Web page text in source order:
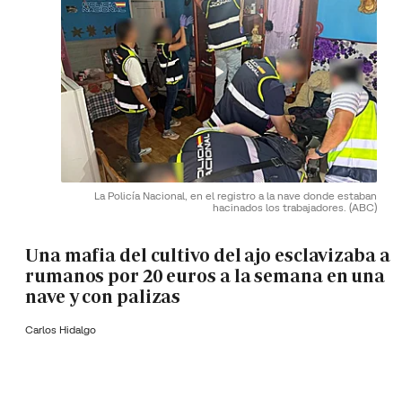
La Policía Nacional, en el registro a la nave donde estaban
hacinados los trabajadores. (ABC)
Una mafia del cultivo del ajo esclavizaba a
rumanos por 20 euros a la semana en una
nave y con palizas
Carlos Hidalgo